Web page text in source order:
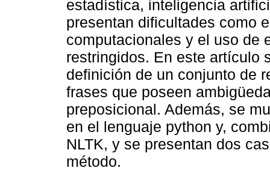
estadística, inteligencia
presentan dificultades como
computacionales y el uso de
restringidos. En este artículo
definición de un conjunto de
frases que poseen
preposicional. Además, se
en el lenguaje python y,
NLTK, y se presentan dos
método.